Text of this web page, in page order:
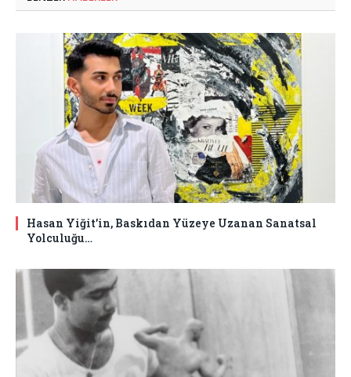
Hasan Yiğit’in, Baskıdan Yüzeye Uzanan Sanatsal
Yolculuğu…